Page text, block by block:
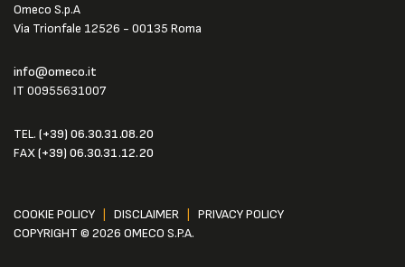
Omeco S.p.A
Via Trionfale 12526 - 00135 Roma
info@omeco.it
IT 00955631007
TEL. (+39) 06.30.31.08.20
FAX(+39) 06.30.31.12.20
COOKIE POLICY DISCLAIMER
PRIVACY POLICY
COPYRIGHT © 2026 OMECO S.P.A.